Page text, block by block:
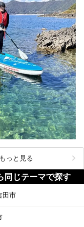
っと見る
同じテーマで探す
田市